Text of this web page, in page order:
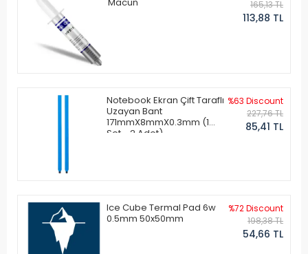
165,13 TL
113,88 TL
Notebook Ekran Çift Taraflı
Uzayan Bant
171mmX8mmX0.3mm (1
Set - 2 Adet)
%63 Discount
227,76 TL
85,41 TL
Ice Cube Termal Pad 6w
0.5mm 50x50mm
%72 Discount
198,38 TL
54,66 TL